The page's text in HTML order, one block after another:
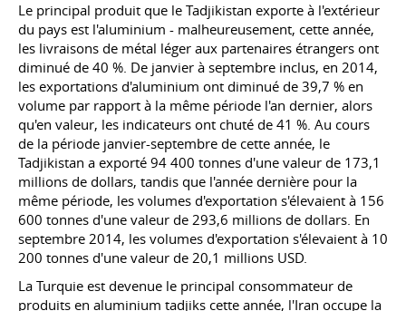
Le principal produit que le Tadjikistan exporte à l'extérieur
du pays est l'aluminium - malheureusement, cette année,
les livraisons de métal léger aux partenaires étrangers ont
diminué de 40 %. De janvier à septembre inclus, en 2014,
les exportations d'aluminium ont diminué de 39,7 % en
volume par rapport à la même période l'an dernier, alors
qu'en valeur, les indicateurs ont chuté de 41 %. Au cours
de la période janvier-septembre de cette année, le
Tadjikistan a exporté 94 400 tonnes d'une valeur de 173,1
millions de dollars, tandis que l'année dernière pour la
même période, les volumes d'exportation s'élevaient à 156
600 tonnes d'une valeur de 293,6 millions de dollars. En
septembre 2014, les volumes d'exportation s'élevaient à 10
200 tonnes d'une valeur de 20,1 millions USD.
La Turquie est devenue le principal consommateur de
produits en aluminium tadjiks cette année, l'Iran occupe la